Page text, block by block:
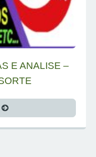
E ANALISE –